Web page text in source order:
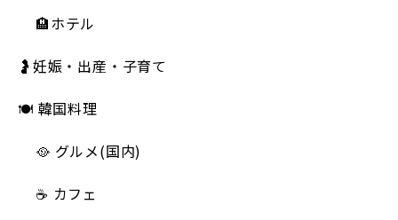
🏨ホテル
🤰妊娠・出産・子育て
🍽 韓国料理
🥘 グルメ(国内)
☕️ カフェ